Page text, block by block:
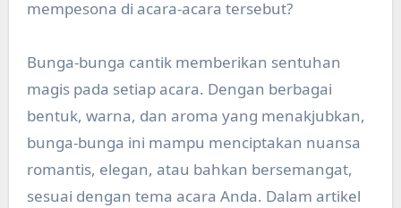
mempesona di acara-acara tersebut?
Bunga-bunga cantik memberikan sentuhan
magis pada setiap acara. Dengan berbagai
bentuk, warna, dan aroma yang menakjubkan,
bunga-bunga ini mampu menciptakan nuansa
romantis, elegan, atau bahkan bersemangat,
sesuai dengan tema acara Anda. Dalam artikel